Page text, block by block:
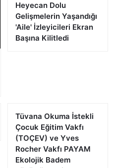
Heyecan Dolu
Gelişmelerin Yaşandığı
'Aile' İzleyicileri Ekran
Başına Kilitledi
Tüvana Okuma İstekli
Çocuk Eğitim Vakfı
(TOÇEV) ve Yves
Rocher Vakfı PAYAM
Ekolojik Badem